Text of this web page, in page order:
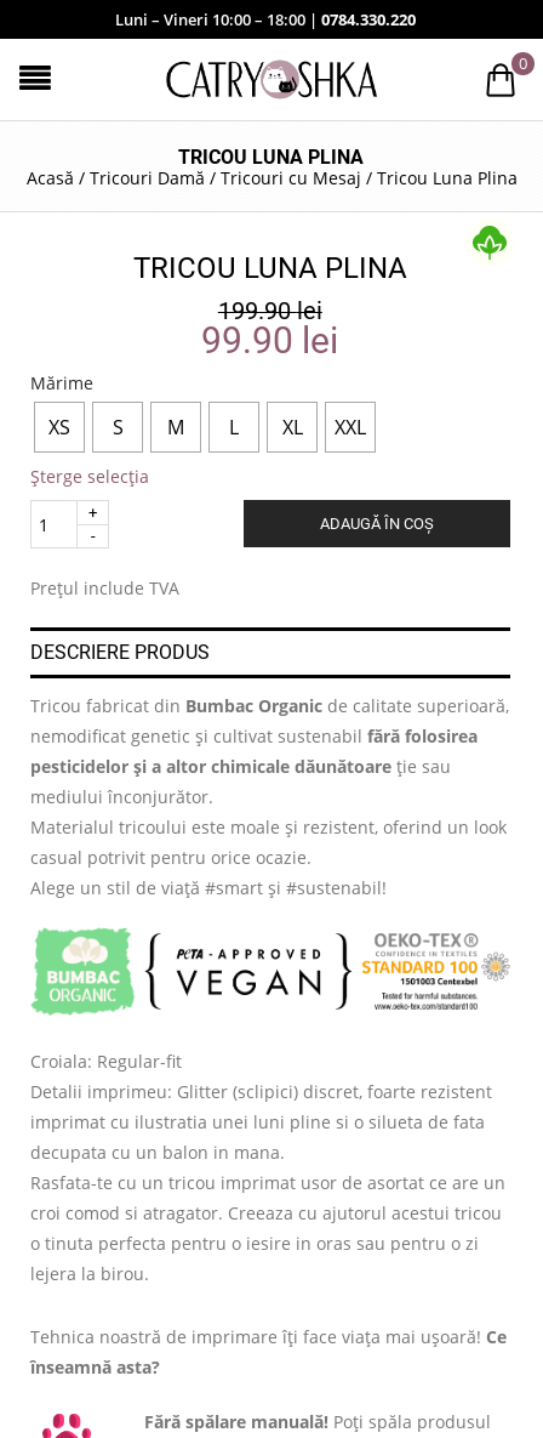
Luni – Vineri 10:00 – 18:00 | 0784.330.220
0
TRICOU LUNA PLINA
Acasă / Tricouri Damă / Tricouri cu Mesaj / Tricou Luna Plina
TRICOU LUNA PLINA
199.90lei
99.90 lei
Mărime
XS S M L XL XXL
Șterge selecția
Quantity
ADAUGĂ ÎN COȘ
Prețul include TVA
DESCRIERE PRODUS
Tricou fabricat din Bumbac Organic de calitate superioară,
nemodificat genetic și cultivat sustenabil fără folosirea
pesticidelor și a altor chimicale dăunătoare ție sau
mediului înconjurător.
Materialul tricoului este moale și rezistent, oferind un look
casual potrivit pentru orice ocazie.
Alege un stil de viață #smart și #sustenabil!
Croiala: Regular-fit
Detalii imprimeu: Glitter (sclipici) discret, foarte rezistent
imprimat cu ilustratia unei luni pline si o silueta de fata
decupata cu un balon in mana.
Rasfata-te cu un tricou imprimat usor de asortat ce are un
croi comod si atragator. Creeaza cu ajutorul acestui tricou
o tinuta perfecta pentru o iesire in oras sau pentru o zi
lejera la birou.
Tehnica noastră de imprimare îți face viața mai ușoară! Ce
înseamnă asta?
Fără spălare manuală! Poți spăla produsul